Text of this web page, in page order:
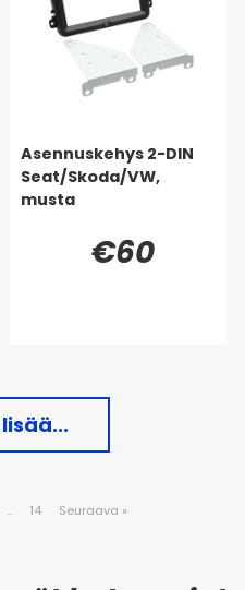
Asennuskehys 2-DIN
Seat/Skoda/VW,
musta
€60
.. 14 Seuraava »